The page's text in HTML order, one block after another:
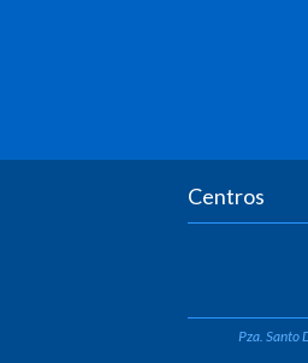
Centros
Pza. Santo